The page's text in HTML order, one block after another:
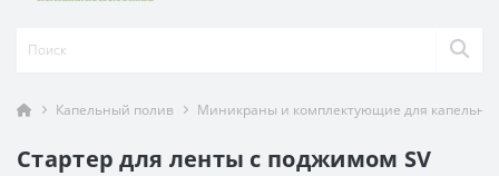
Капельный полив Миникраны и комплектующие для
Стартер для ленты с поджимом SV